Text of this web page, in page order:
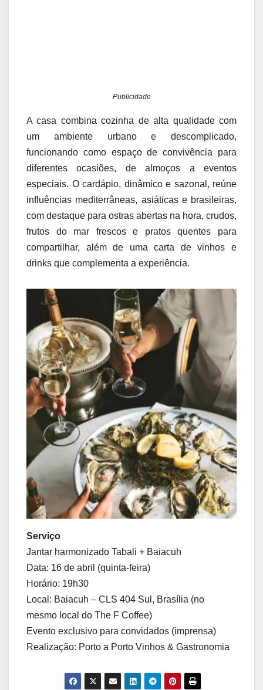
Publicidade
A casa combina cozinha de alta qualidade com
um ambiente urbano e descomplicado,
funcionando como espaço de convivência para
diferentes ocasiões, de almoços a eventos
especiais. O cardápio, dinâmico e sazonal, reúne
influências mediterrâneas, asiáticas e brasileiras,
com destaque para ostras abertas na hora, crudos,
frutos do mar frescos e pratos quentes para
compartilhar, além de uma carta de vinhos e
drinks que complementa a experiência.
Serviço
Jantar harmonizado Tabali + Baiacuh
Data: 16 de abril (quinta-feira)
Horário: 19h30
Local: Baiacuh – CLS 404 Sul, Brasília (no
mesmo local do The F Coffee)
Evento exclusivo para convidados (imprensa)
Realização: Porto a Porto Vinhos & Gastronomia